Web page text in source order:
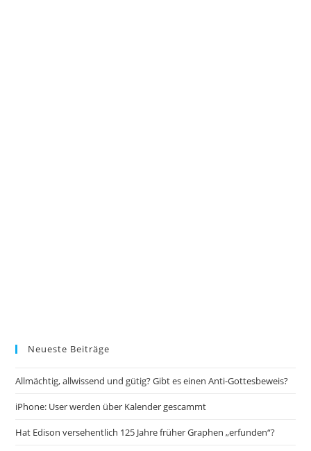
Neueste Beiträge
Allmächtig, allwissend und gütig? Gibt es einen Anti-Gottesbeweis?
iPhone: User werden über Kalender gescammt
Hat Edison versehentlich 125 Jahre früher Graphen „erfunden“?